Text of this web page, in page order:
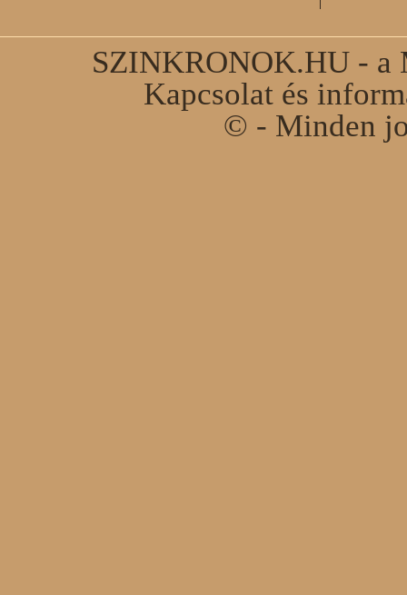
SZINKRONOK.HU - a
Kapcsolat és
© - Minden